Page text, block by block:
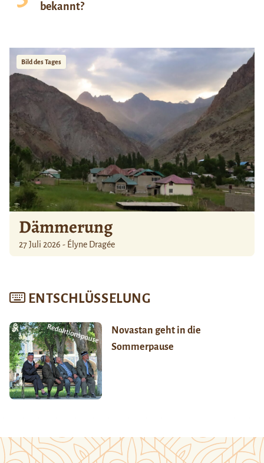
bekannt?
Bild des Tages
Dämmerung
27 Juli 2026 - Élyne Dragée
ENTSCHLÜSSELUNG
Novastan geht in die
Sommerpause